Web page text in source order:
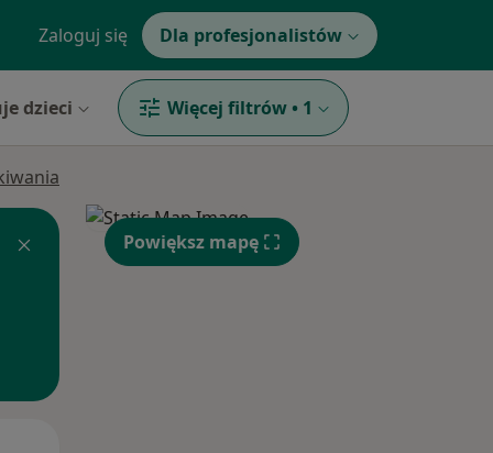
Zaloguj się Dla profesjonalistów
dzieci Więcej filtrów • 1
Powiększ mapę